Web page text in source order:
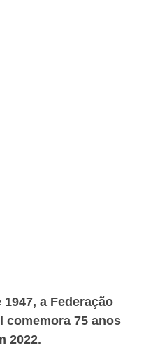
a Federação
comemora 75 anos
2022.